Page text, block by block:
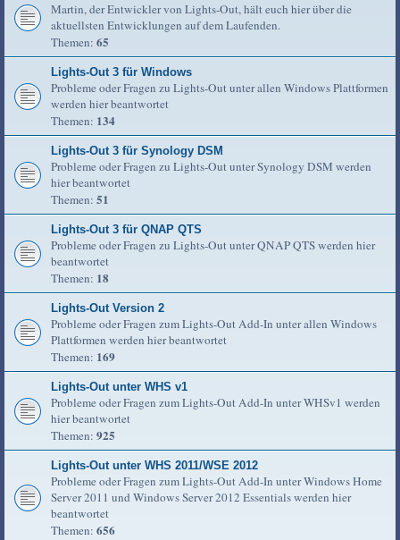
Martin, der Entwickler von Lights-Out, hält euch hier über die
aktuellsten Entwicklungen auf dem Laufenden.
Themen: 65
Lights-Out 3 für Windows
Probleme oder Fragen zu Lights-Out unter allen Windows Plattformen
werden hier beantwortet
Themen: 134
Lights-Out 3 für Synology DSM
Probleme oder Fragen zu Lights-Out unter Synology DSM werden
hier beantwortet
Themen: 51
Lights-Out 3 für QNAP QTS
Probleme oder Fragen zu Lights-Out unter QNAP QTS werden hier
beantwortet
Themen: 18
Lights-Out Version 2
Probleme oder Fragen zum Lights-Out Add-In unter allen Windows
Plattformen werden hier beantwortet
Themen: 169
Lights-Out unter WHS v1
Probleme oder Fragen zum Lights-Out Add-In unter WHSv1 werden
hier beantwortet
Themen: 925
Lights-Out unter WHS 2011/WSE 2012
Probleme oder Fragen zum Lights-Out Add-In unter Windows Home
Server 2011 und Windows Server 2012 Essentials werden hier
beantwortet
Themen: 656